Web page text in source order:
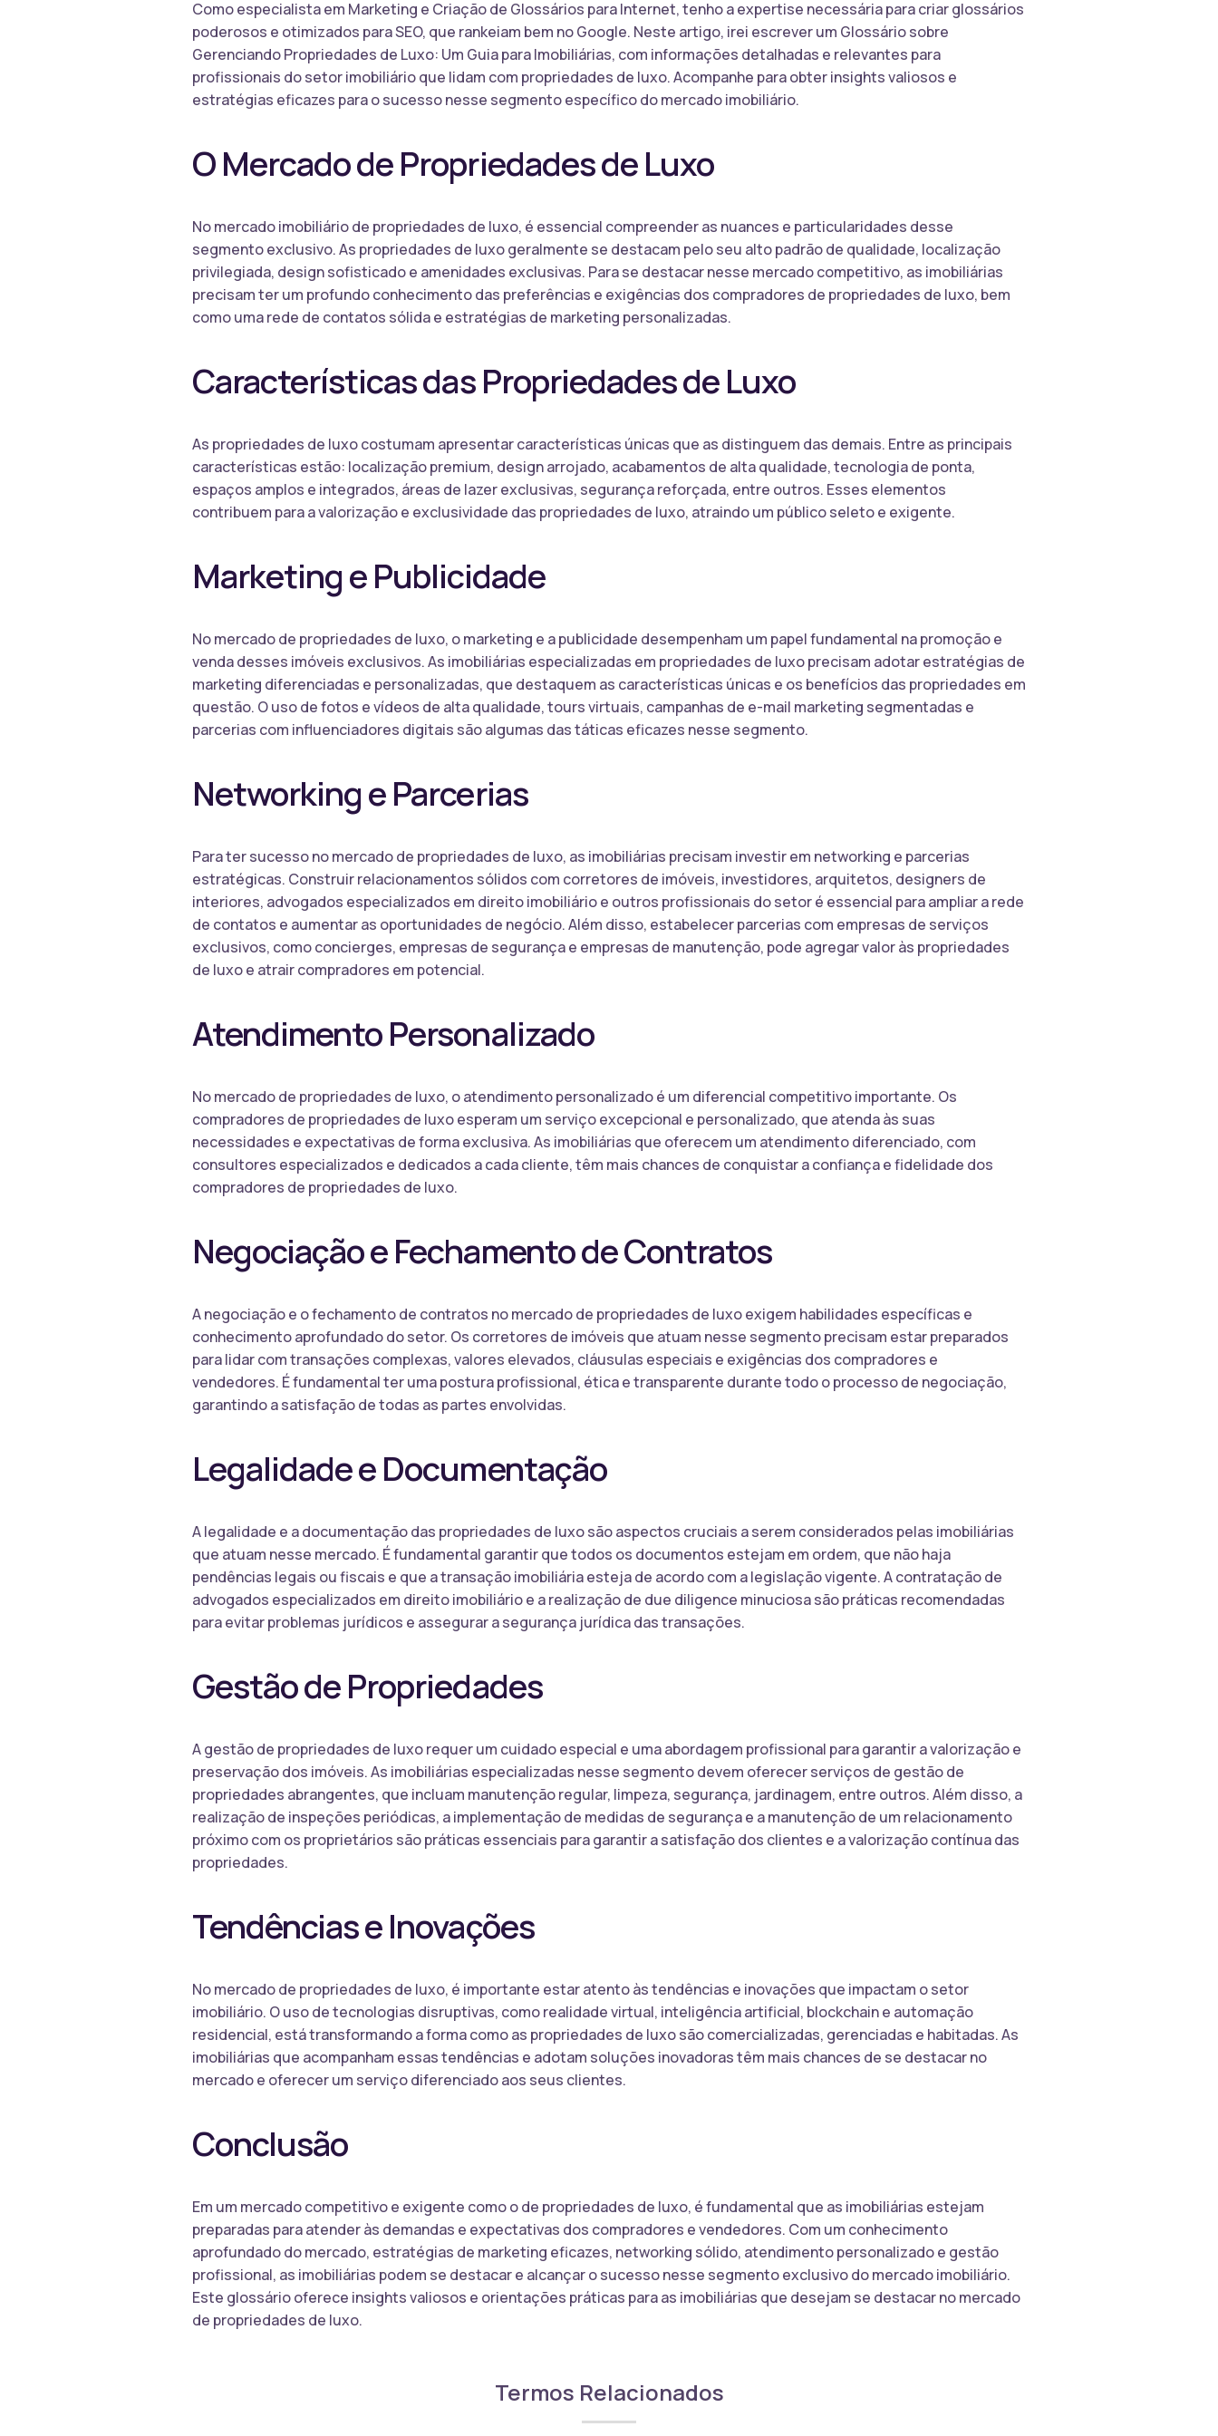
Como especialista em Marketing e Criação de Glossários para Internet, tenho a expertise necessária para criar glossários
poderosos e otimizados para SEO, que rankeiam bem no Google. Neste artigo, irei escrever um Glossário sobre
Gerenciando Propriedades de Luxo: Um Guia para Imobiliárias, com informações detalhadas e relevantes para
profissionais do setor imobiliário que lidam com propriedades de luxo. Acompanhe para obter insights valiosos e
estratégias eficazes para o sucesso nesse segmento específico do mercado imobiliário.
O Mercado de Propriedades de Luxo
No mercado imobiliário de propriedades de luxo, é essencial compreender as nuances e particularidades desse
segmento exclusivo. As propriedades de luxo geralmente se destacam pelo seu alto padrão de qualidade, localização
privilegiada, design sofisticado e amenidades exclusivas. Para se destacar nesse mercado competitivo, as imobiliárias
precisam ter um profundo conhecimento das preferências e exigências dos compradores de propriedades de luxo, bem
como uma rede de contatos sólida e estratégias de marketing personalizadas.
Características das Propriedades de Luxo
As propriedades de luxo costumam apresentar características únicas que as distinguem das demais. Entre as principais
características estão: localização premium, design arrojado, acabamentos de alta qualidade, tecnologia de ponta,
espaços amplos e integrados, áreas de lazer exclusivas, segurança reforçada, entre outros. Esses elementos
contribuem para a valorização e exclusividade das propriedades de luxo, atraindo um público seleto e exigente.
Marketing e Publicidade
No mercado de propriedades de luxo, o marketing e a publicidade desempenham um papel fundamental na promoção e
venda desses imóveis exclusivos. As imobiliárias especializadas em propriedades de luxo precisam adotar estratégias de
marketing diferenciadas e personalizadas, que destaquem as características únicas e os benefícios das propriedades em
questão. O uso de fotos e vídeos de alta qualidade, tours virtuais, campanhas de e-mail marketing segmentadas e
parcerias com influenciadores digitais são algumas das táticas eficazes nesse segmento.
Networking e Parcerias
Para ter sucesso no mercado de propriedades de luxo, as imobiliárias precisam investir em networking e parcerias
estratégicas. Construir relacionamentos sólidos com corretores de imóveis, investidores, arquitetos, designers de
interiores, advogados especializados em direito imobiliário e outros profissionais do setor é essencial para ampliar a rede
de contatos e aumentar as oportunidades de negócio. Além disso, estabelecer parcerias com empresas de serviços
exclusivos, como concierges, empresas de segurança e empresas de manutenção, pode agregar valor às propriedades
de luxo e atrair compradores em potencial.
Atendimento Personalizado
No mercado de propriedades de luxo, o atendimento personalizado é um diferencial competitivo importante. Os
compradores de propriedades de luxo esperam um serviço excepcional e personalizado, que atenda às suas
necessidades e expectativas de forma exclusiva. As imobiliárias que oferecem um atendimento diferenciado, com
consultores especializados e dedicados a cada cliente, têm mais chances de conquistar a confiança e fidelidade dos
compradores de propriedades de luxo.
Negociação e Fechamento de Contratos
A negociação e o fechamento de contratos no mercado de propriedades de luxo exigem habilidades específicas e
conhecimento aprofundado do setor. Os corretores de imóveis que atuam nesse segmento precisam estar preparados
para lidar com transações complexas, valores elevados, cláusulas especiais e exigências dos compradores e
vendedores. É fundamental ter uma postura profissional, ética e transparente durante todo o processo de negociação,
garantindo a satisfação de todas as partes envolvidas.
Legalidade e Documentação
A legalidade e a documentação das propriedades de luxo são aspectos cruciais a serem considerados pelas imobiliárias
que atuam nesse mercado. É fundamental garantir que todos os documentos estejam em ordem, que não haja
pendências legais ou fiscais e que a transação imobiliária esteja de acordo com a legislação vigente. A contratação de
advogados especializados em direito imobiliário e a realização de due diligence minuciosa são práticas recomendadas
para evitar problemas jurídicos e assegurar a segurança jurídica das transações.
Gestão de Propriedades
A gestão de propriedades de luxo requer um cuidado especial e uma abordagem profissional para garantir a valorização e
preservação dos imóveis. As imobiliárias especializadas nesse segmento devem oferecer serviços de gestão de
propriedades abrangentes, que incluam manutenção regular, limpeza, segurança, jardinagem, entre outros. Além disso, a
realização de inspeções periódicas, a implementação de medidas de segurança e a manutenção de um relacionamento
próximo com os proprietários são práticas essenciais para garantir a satisfação dos clientes e a valorização contínua das
propriedades.
Tendências e Inovações
No mercado de propriedades de luxo, é importante estar atento às tendências e inovações que impactam o setor
imobiliário. O uso de tecnologias disruptivas, como realidade virtual, inteligência artificial, blockchain e automação
residencial, está transformando a forma como as propriedades de luxo são comercializadas, gerenciadas e habitadas. As
imobiliárias que acompanham essas tendências e adotam soluções inovadoras têm mais chances de se destacar no
mercado e oferecer um serviço diferenciado aos seus clientes.
Conclusão
Em um mercado competitivo e exigente como o de propriedades de luxo, é fundamental que as imobiliárias estejam
preparadas para atender às demandas e expectativas dos compradores e vendedores. Com um conhecimento
aprofundado do mercado, estratégias de marketing eficazes, networking sólido, atendimento personalizado e gestão
profissional, as imobiliárias podem se destacar e alcançar o sucesso nesse segmento exclusivo do mercado imobiliário.
Este glossário oferece insights valiosos e orientações práticas para as imobiliárias que desejam se destacar no mercado
de propriedades de luxo.
Termos Relacionados